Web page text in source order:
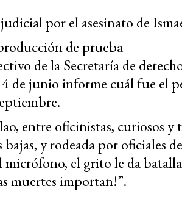
por el asesinato de
de prueba
de la Secretaría de
de junio informe cuál fue el
entre oficinistas, curiosos y
y rodeada por oficiales
el grito le da
muertes importan!”.